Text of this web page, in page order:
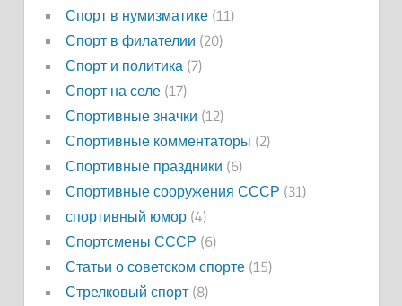
Спорт в нумизматике(11)
Спорт в филателии (20)
Спорт и политика (7)
Спорт на селе(17)
Спортивные значки (12)
Спортивные комментаторы (2)
Спортивные праздники (6)
Спортивные сооружения СССР (31)
спортивный юмор(4)
Спортсмены СССР (6)
Статьи о советском спорте(15)
Стрелковый спорт(8)